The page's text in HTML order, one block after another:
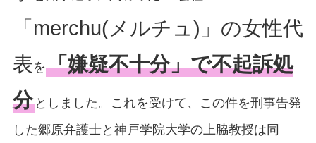
「merchu(メルチュ)」の女性代
表を「嫌疑不十分」で不起訴処
分としました。これを受けて、この件を刑事告発
した郷原弁護士と神戸学院大学の上脇教授は同